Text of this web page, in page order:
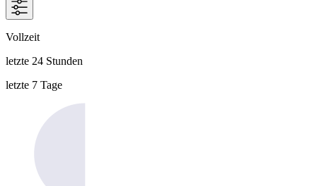
Vollzeit
letzte 24 Stunden
letzte 7 Tage